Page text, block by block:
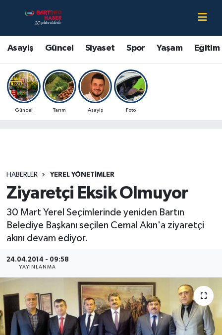
Asayiş Güncel Siyaset Spor Yaşam Eğitim
Güncel Tarım Asayiş Foto
HABERLER YEREL YÖNETIMLER
Ziyaretçi Eksik Olmuyor
30 Mart Yerel Seçimlerinde yeniden Bartın
Belediye Başkanı seçilen Cemal Akın'a ziyaretçi
akını devam ediyor.
24.04.2014 - 09:58
YAYINLANMA
Asayiş
Bartın Hakkında
Çevre
Eğitim
Kültür-Sanat
Magazin
Medya
Sağlık
Sinema
Sivil Toplum
Bartın Nöbetçi Eczaneler
Bartın Hava Durumu
Bartin Namaz Vakitleri
Bartın Trafik Yoğunluk Haritası
Son Dakika Haberleri
Haber Arşivi